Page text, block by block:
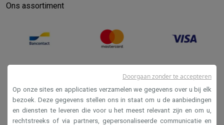
Ons assortiment
Verkoopsvoorwaarden
Op onze sites en applicaties verzamelen we gegevens over u bij elk
bezoek. Deze gegevens stellen ons in staat om u de aanbiedingen
en diensten te leveren die voor u het meest relevant zijn en om u,
rechtstreeks of via partners, gepersonaliseerde communicatie en
Doorgaan zonder te accepteren